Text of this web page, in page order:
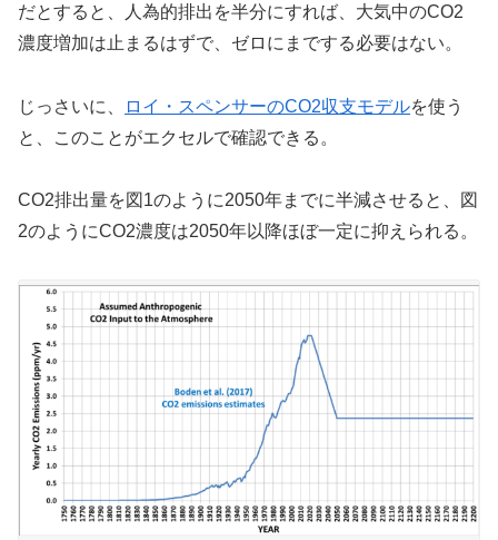
だとすると、人為的排出を半分にすれば、大気中のCO2
濃度増加は止まるはずで、ゼロにまでする必要はない。
じっさいに、 ロイ・スペンサーのCO2収支モデルを使う
と、このことがエクセルで確認できる。
CO2排出量を図1のように2050年までに半減させると、図
2のようにCO2濃度は2050年以降ほぼ一定に抑えられる。